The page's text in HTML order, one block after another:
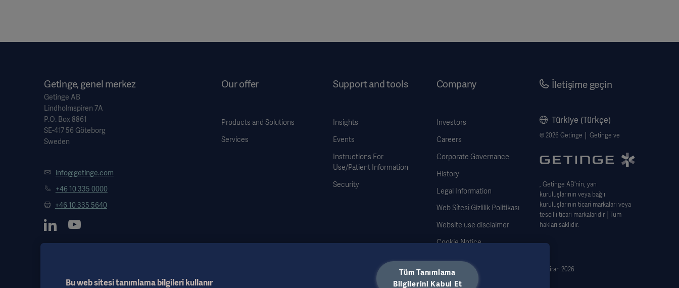
Getinge, genel merkez
Getinge AB
Lindholmspiren 7A
P.O. Box 8861
SE-417 56 Göteborg
Sweden
info@getinge.com
+46 10 335 0000
+46 10 335 5640
Our offer
Products and Solutions
Services
Support and tools
Insights
Events
Instructions For
Use/Patient Information
Security
Company
Investors
Careers
Corporate Governance
History
Legal Information
Web Si̇tesi̇ Gizlilik Politikası
Website use disclaimer
Cookie Notice
Data Subject Request Form
İletişime geçin
Türkiye (Türkçe)
© 2026 Getinge │ Getinge ve
, Getinge AB'nin, yan
kuruluşlarının veya bağlı
kuruluşlarının ticari markaları veya
tescilli ticari markalarıdır │Tüm
hakları saklıdır.
Haziran 2026
Bu web sitesi tanımlama bilgileri kullanır
Tüm Tanımlama
Bilgilerini Kabul Et